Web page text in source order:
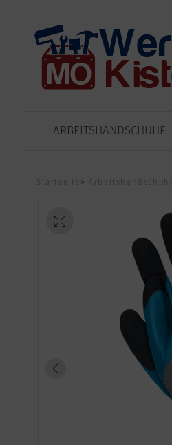
ARBEITSHANDSCHUHE
Startseite » Arbeitshandschuhe